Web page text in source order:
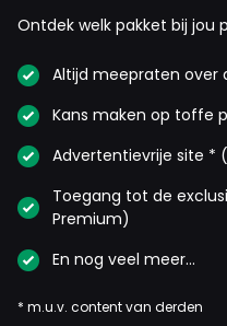
2 meter op te
MCLaren foutenketen
Pointless
Dit gaat natuurlijk
Ontdek welk pakket bij jou
Altijd meepraten over
Kans maken op toffe
Advertentievrije site *
Toegang tot de
Premium)
En nog veel meer…
* m.u.v. content van derden